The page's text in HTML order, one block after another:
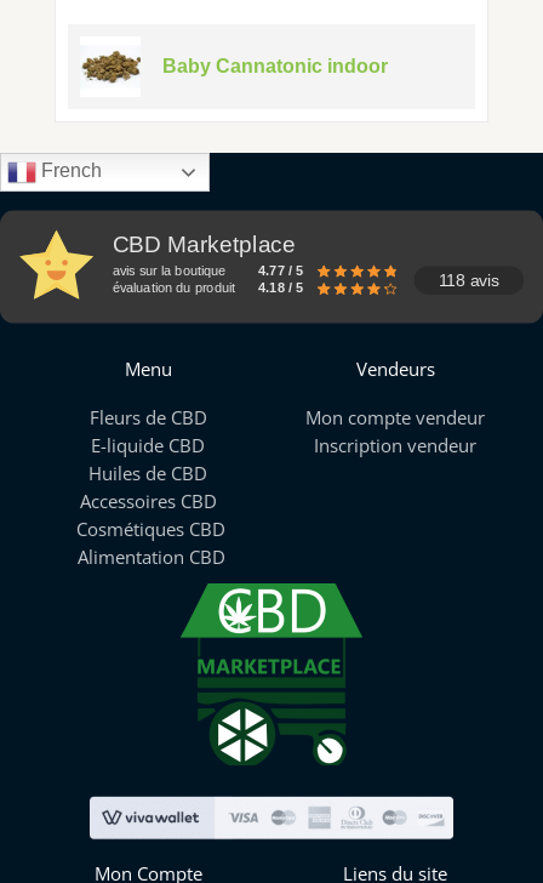
Baby Cannatonic indoor
French
CBD Marketplace
avis sur la boutique
4.77 / 5
évaluation du produit
4.18 / 5 118 avis
Menu
Fleurs de CBD
E-liquide CBD
Huiles de CBD
Accessoires CBD
Cosmétiques CBD
Alimentation CBD
Vendeurs
Mon compte vendeur
Inscription vendeur
Mon Compte Liens du site